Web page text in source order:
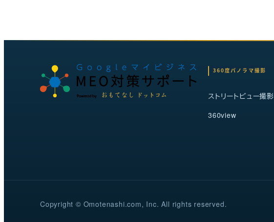
360度パノラマ撮影
ストリートビュー撮影
360view
Copyright © Omotenashi.com, Inc. All rights reserved.